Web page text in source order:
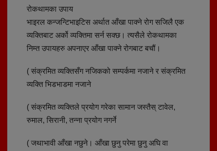
रोकथामका उपाय
भाइरल कन्जन्टिभाइटिस अर्थात आँखा पाक्ने रोग सजिलै एक
व्यक्तिबाट अर्को व्यक्तिमा सर्न सक्छ। त्यसैले रोकथामका
निम्त उपायहरु अपनाएर आँखा पाक्ने रोगबाट बचौं।
( संक्रमित व्यक्तिसँग नजिकको सम्पर्कमा नजाने र संक्रमित
व्यक्ति भिडभाडमा नजाने
( संक्रमित व्यक्तिले प्रयोग गरेका सामान जस्तैस् टावेल,
रुमाल, सिरानी, तन्ना प्रयोग नगर्ने
( जथाभावी आँखा नछुने। आँखा छुनु परेमा छुनु अघि वा